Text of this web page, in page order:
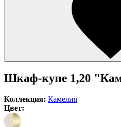
Шкаф-купе 1,20
Коллекция: Камелия
Цвет: